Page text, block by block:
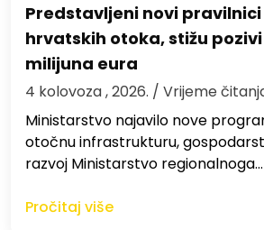
Predstavljeni novi
hrvatskih otoka, stižu pozivi
milijuna eura
4 kolovoza , 2026. / Vrijeme
Ministarstvo najavilo nove
otočnu infrastrukturu,
razvoj Ministarstvo regionalnoga…
Pročitaj više